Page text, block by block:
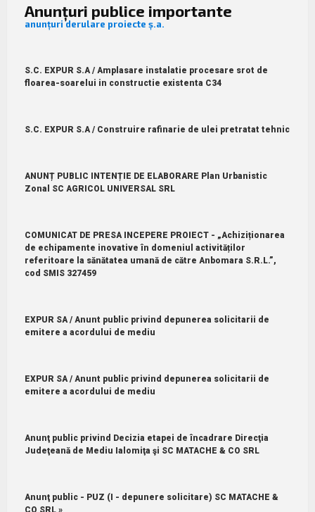
Anunțuri publice importante
anunțuri derulare proiecte ș.a.
S.C. EXPUR S.A / Amplasare instalatie procesare srot de
floarea-soarelui in constructie existenta C34
S.C. EXPUR S.A / Construire rafinarie de ulei pretratat tehnic
ANUNȚ PUBLIC INTENȚIE DE ELABORARE Plan Urbanistic
Zonal SC AGRICOL UNIVERSAL SRL
COMUNICAT DE PRESA INCEPERE PROIECT - „Achiziționarea
de echipamente inovative în domeniul activităților
referitoare la sănătatea umană de către Anbomara S.R.L.”,
cod SMIS 327459
EXPUR SA / Anunt public privind depunerea solicitarii de
emitere a acordului de mediu
EXPUR SA / Anunt public privind depunerea solicitarii de
emitere a acordului de mediu
Anunţ public privind Decizia etapei de încadrare Direcţia
Judeţeană de Mediu Ialomiţa şi SC MATACHE & CO SRL
Anunţ public - PUZ (I - depunere solicitare) SC MATACHE &
CO SRL »